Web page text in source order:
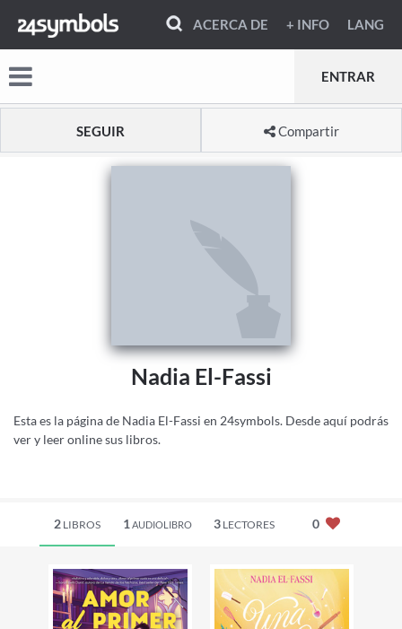
ACERCA DE + INFO LANG
ENTRAR
SEGUIR Compartir
Nadia El-Fassi
Esta es la página de Nadia El-Fassi en 24symbols. Desde aquí podrás
ver y leer online sus libros.
2LIBROS 1 AUDIOLIBRO 3 LECTORES 0